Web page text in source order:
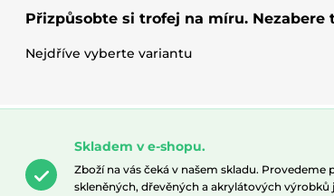
Přizpůsobte si trofej na míru. Nezabere
Nejdříve vyberte variantu
Skladem v e-shopu.
Zboží na vás čeká v našem skladu. Provedeme
skleněných, dřevěných a akrylátových výrobků